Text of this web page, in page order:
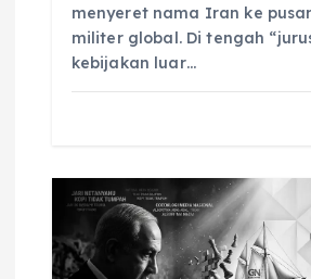
menyeret nama Iran ke
militer global. Di tengah
kebijakan luar…